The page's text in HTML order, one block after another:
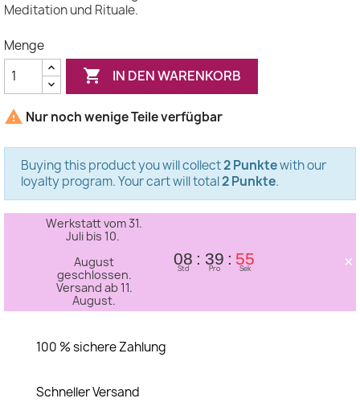
Meditation und Rituale.
Menge
 IN DEN WARENKORB
 Nur noch wenige Teile verfügbar
Buying this product you will collect2 Punktewith our
loyalty program. Your cart will total2 Punkte.
Werkstatt vom 31.
Juli bis 10.
August
geschlossen.
Versand ab 11.
August.
08
Std
39
Pro
54
Sek ×
100 % sichere Zahlung
Schneller Versand